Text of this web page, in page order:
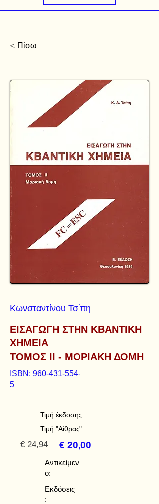
< Πίσω
Κωνσταντίνου Τσίπη
ΕΙΣΑΓΩΓΗ ΣΤΗΝ ΚΒΑΝΤΙΚΗ
ΧΗΜΕΙΑ
ΤΟΜΟΣ ΙΙ - ΜΟΡΙΑΚΗ ΔΟΜΗ
ISBN: 960-431-554-
5
Τιμή έκδοσης
Τιμή "Αίθρας"
€ 24,94 € 20,00
Αντικείμεν
ο:
Εκδόσεις
: